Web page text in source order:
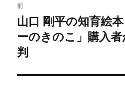
稿
ナ
ビ
ゲ
前
過
去
の
稿:
山口 剛平の知育絵
ーのきのこ」購入
判